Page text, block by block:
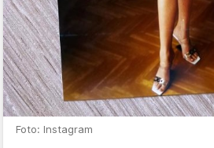
Foto: Instagram